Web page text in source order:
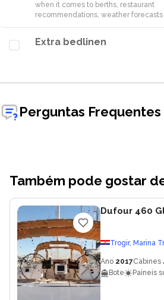
when it comes to berths, restaurant
Extra bedlinen
Perguntas Frequentes
Também pode gostar
Dufour 460
Trogir, Marina
Ano 2017Cabines
Bote
Paineis